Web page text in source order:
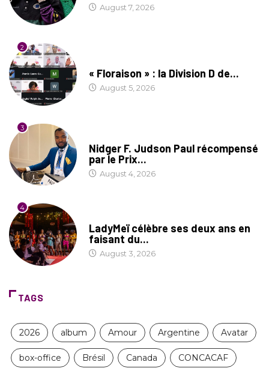
August 7, 2026
2
« Floraison » : la Division D de...
August 5, 2026
3
Nidger F. Judson Paul récompensé
par le Prix...
August 4, 2026
4
LadyMeï célèbre ses deux ans en
faisant du...
August 3, 2026
TAGS
2026 album Amour Argentine Avatar
box-office Brésil Canada CONCACAF